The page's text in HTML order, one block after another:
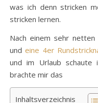
was ich denn stricken
stricken lernen.
Nach einem sehr netten
undeine 4er
und im Urlaub schaute
brachte mir das
Inhaltsverzeichnis